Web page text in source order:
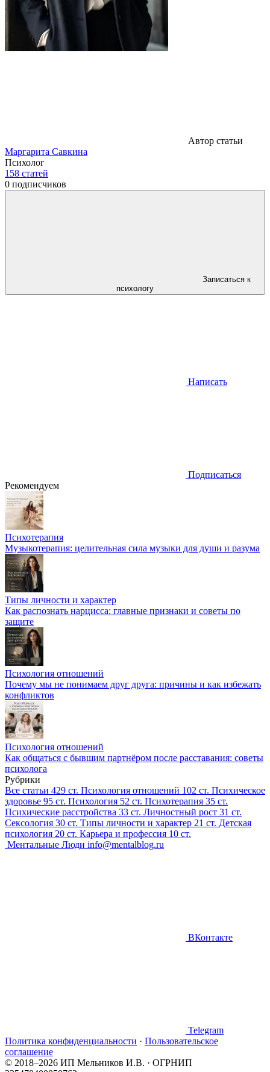
Автор статьи
Маргарита Савкина
Психолог
158 статей
0 подписчиков
психологу
Написать
Подписаться
Рекомендуем
Психотерапия
Музыкотерапия: целительная сила музыки для души и разума
Типы личности и характер
Как распознать нарцисса: главные признаки и советы по
защите
Психология отношений
Почему мы не понимаем друг друга: причины и как избежать
конфликтов
Психология отношений
Как общаться с бывшим партнёром после расставания: советы
психолога
Рубрики
Все статьи 429 ст. Психология отношений 102 ст. Психическое
здоровье 95 ст. Психология 52 ст. Психотерапия 35 ст.
Психические расстройства 33 ст. Личностный рост 31 ст.
Сексология 30 ст. Типы личности и характер 21 ст. Детская
психология 20 ст. Карьера и профессия 10 ст.
Ментальные Люди info@mentalblog.ru
ВКонтакте
Telegram
Политика конфиденциальности · Пользовательское
соглашение
© 2018–2026 ИП Мельников И.В. · ОГРНИП